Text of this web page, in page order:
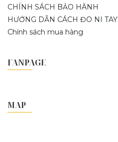
CHÍNH SÁCH BẢO HÀNH
HƯỚNG DẪN CÁCH ĐO NI TAY
Chính sách mua hàng
FANPAGE
MAP